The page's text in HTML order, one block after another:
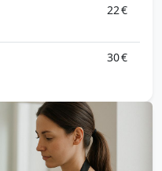
22 €
30 €